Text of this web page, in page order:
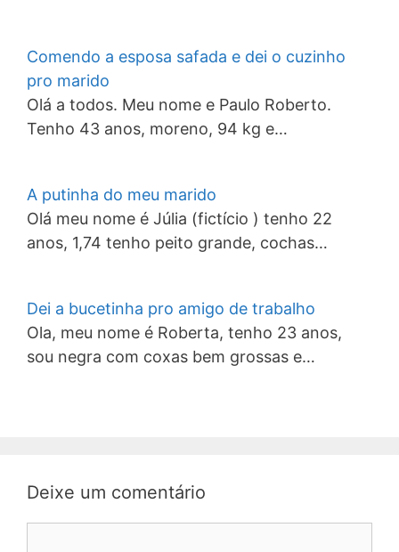
Comendo a esposa safada e dei o cuzinho
pro marido
Olá a todos. Meu nome e Paulo Roberto.
Tenho 43 anos, moreno, 94 kg e…
A putinha do meu marido
Olá meu nome é Júlia (fictício ) tenho 22
anos, 1,74 tenho peito grande, cochas…
Dei a bucetinha pro amigo de trabalho
Ola, meu nome é Roberta, tenho 23 anos,
sou negra com coxas bem grossas e…
Deixe um comentário